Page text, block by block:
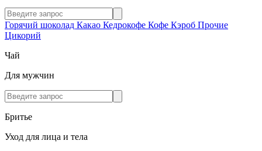
Горячий шоколад Какао Кедрокофе Кофе Кэроб Прочие
Цикорий
Чай
Для мужчин
Бритье
Уход для лица и тела